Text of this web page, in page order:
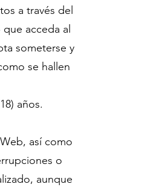
a través del
acceda al
someterse y
se hallen
años.
así como
o
aunque